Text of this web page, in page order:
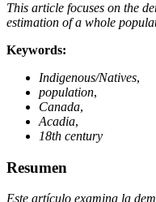
This article focuses on the
estimation ofa whole
Keywords:
Indigenous/Natives,
population,
Canada,
Acadia,
18th century
Resumen
Este artículo examina la